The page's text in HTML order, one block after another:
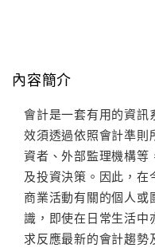
內容簡介
會計是一套有用的資訊
效須透過依照會計準則
資者、外部監理機構等
及投資決策。因此，在
商業活動有關的個人
識，即使在日常生活中
求反應最新的會計趨